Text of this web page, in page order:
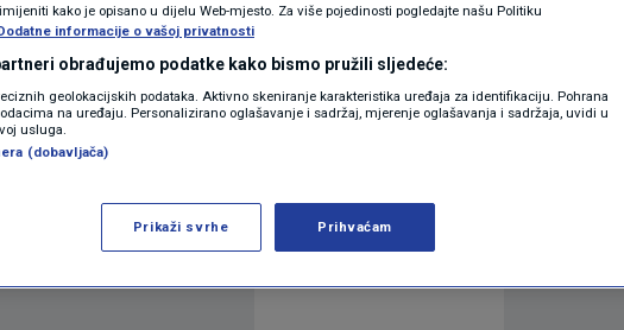
KLIMATSKE PROMJENE
FOTO
VIDEO
Klauški u N1 Studiju uživo kod Ilije
pobjedu Zorana Milanovića u drugom
kako je opisano u dijelu Web-mjesto. Za više pojedinosti pogledajte našu Politiku
informacije o vašoj privatnosti
obrađujemo podatke kako bismo pružili sljedeće:
geolokacijskih podataka. Aktivno skeniranje karakteristika uređaja za identifikaciju. Pohrana
na uređaju. Personalizirano oglašavanje i sadržaj, mjerenje oglašavanja i sadržaja, uvidi u
usluga.
(dobavljača)
Prikaži svrhe Prihvaćam